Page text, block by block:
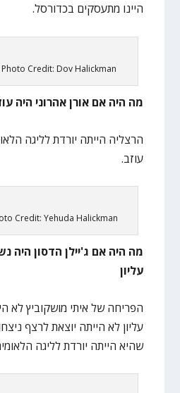
היינו מתעסקים בכדורסל.
Credit: Dov Halickman
מה היה אם אורן אהרוני היה
הרצליה הייתה יורדת לליגה
עוזב.
Credit: Yehuda Halickman
מה היה אם ג'יילן הדסון היה
עליון
הפריחה של איתי מושקוביץ לא
עליון לא הייתה יוצאת לרצף
שהיא הייתה יורדת לליגה